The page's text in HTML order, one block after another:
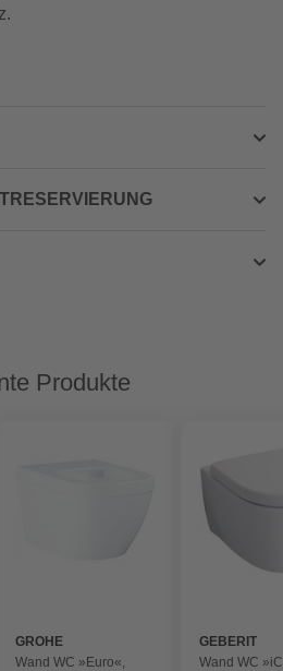
Produkte
GROHE
Wand WC »Euro«,
GEBERIT
Wand WC